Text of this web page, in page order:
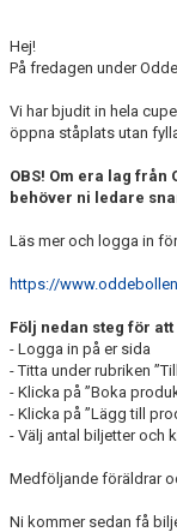
Hej!
På fredagen under
Vi har bjudit in hela
öppna ståplats utan
OBS! Om era lag
behöver ni ledare
Läs mer och logga in
https://
Följ nedan steg för
- Logga in på er sida
- Titta under rubriken
- Klicka på ”Boka
- Klicka på ”Lägg till
- Välj antal biljetter och
Medföljande föräldrar
Ni kommer sedan få